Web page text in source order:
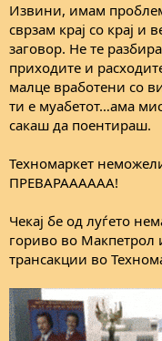
Извини, имам
сврзам крај со крај и
заговор. Не те
приходите и
малце вработени со
ти е муабетот…ама
сакаш да поентираш.
Техномаркет
ПРЕВАРАААААА!
Чекај бе од луѓето
гориво во Макпетрол
трансакции во